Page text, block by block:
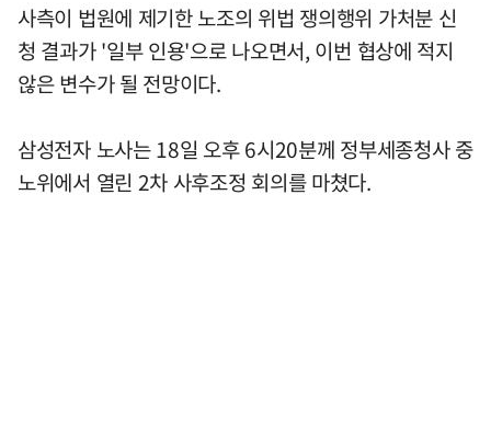
사측이 법원에 제기한 노조의 위법 쟁의행위 가처분 신
청 결과가 '일부 인용'으로 나오면서, 이번 협상에 적지
않은 변수가 될 전망이다.
삼성전자 노사는 18일 오후 6시20분께 정부세종청사 중
노위에서 열린 2차 사후조정 회의를 마쳤다.